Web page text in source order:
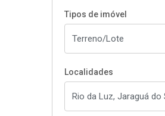
Tipos de imóvel
Localidades